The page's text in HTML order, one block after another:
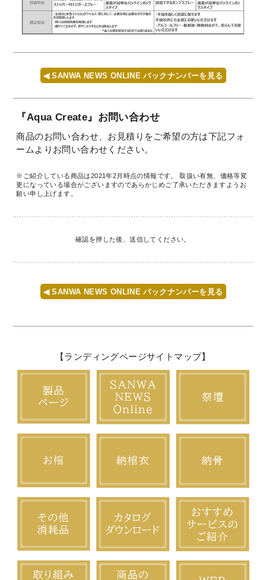
◀ SANWA NEWS ONLINE バックナンバーを見る
『Aqua Create』お問い合わせ
商品のお問い合わせ、お見積りをご希望の方は下記フォ
ームよりお問い合わせください。
※ご紹介している商品は2021年2月時点の情報です。
取扱い有無、価格等変
更になっている場合がございますのであらかじめご了承いただきますようお
願い申し上げます。
確認を押した後、送信してください。
◀ SANWA NEWS ONLINE バックナンバーを見る
【ランディングページサイトマップ】